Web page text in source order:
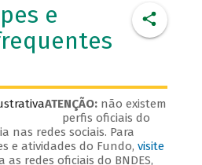
e
ATENÇÃO: não existem
perfis oficiais do
nas redes sociais. Para
e atividades do Fundo,visite
as redes oficiais do BNDES,